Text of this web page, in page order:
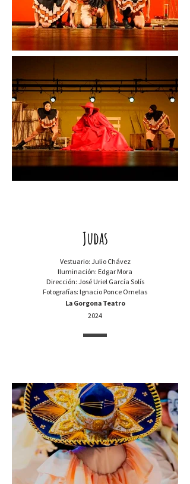
Judas
Vestuario: Julio Chávez
Iluminación: Edgar Mora
Dirección: José Uriel García Solís
Fotografías: Ignacio Ponce Ornelas
La Gorgona Teatro
2024